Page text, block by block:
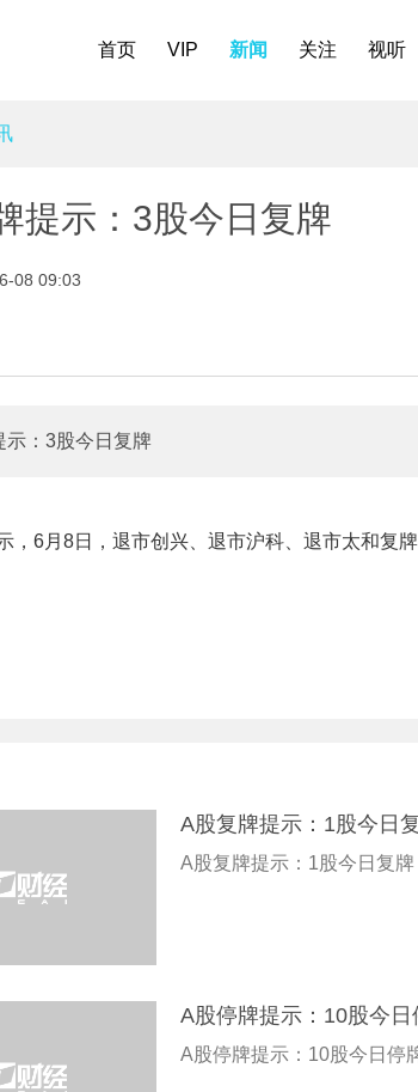
首页 VIP 新闻 关注 视听
提示：3股今日复牌
08 09:03
示：3股今日复牌
，6月8日，退市创兴、退市沪科、退市太和复牌
A股复牌提示：1股今日
A股复牌提示：1股今日复牌
A股停牌提示：10股今日
A股停牌提示：10股今日停